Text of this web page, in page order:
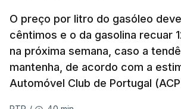
O preço por litro do gasóleo
cêntimos e o da gasolina recuar
na próxima semana, caso a
mantenha, de acordo com a
Automóvel Club de Portugal